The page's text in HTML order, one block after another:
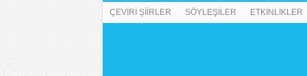
ÇEVİRİ ŞİİRLER SÖYLEŞİLER ETKİNLİKLER